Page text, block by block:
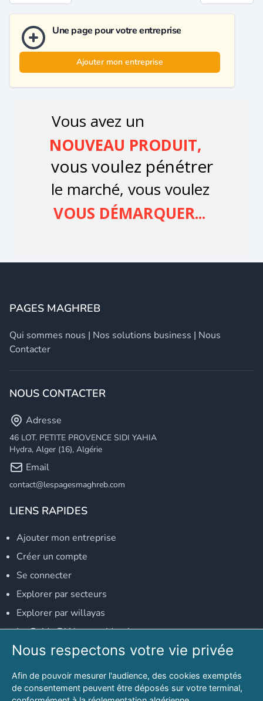
Une page pour votre entreprise
Ajouter mon entreprise
PAGES MAGHREB
Qui sommes nous | Nos solutions business | Nous
Contacter
NOUS CONTACTER
Adresse
46 LOT. PETITE PROVENCE SIDI YAHIA
Hydra, Alger (16), Algérie
Email
contact@lespagesmaghreb.com
LIENS RAPIDES
Ajouter mon entreprise
Créer un compte
Se connecter
Explorer par secteurs
Explorer par willayas
Le Guide D'Alger, guide-alger.com
NOS RÉSEAUX SOCIAUX
Notre page Facebook
Nous respectons votre vie privée
Afin de pouvoir mesurer l'audience, des cookies exemptés
de consentement peuvent être déposés sur votre terminal,